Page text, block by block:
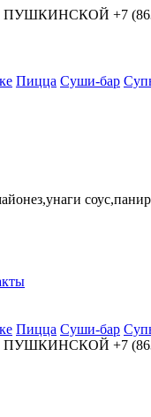
ПУШКИНСКОЙ +7
Пицца Суши-бар
Пицца Суши-бар
ПУШКИНСКОЙ +7